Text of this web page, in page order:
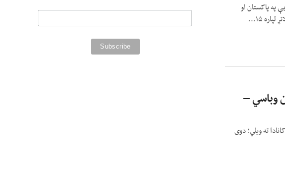
په پاکستان او
۱۵...
دیپلوماتان وباسي –
ته ویلي؛ دوی